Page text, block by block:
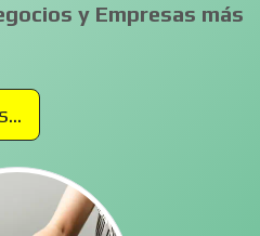
y Empresas más